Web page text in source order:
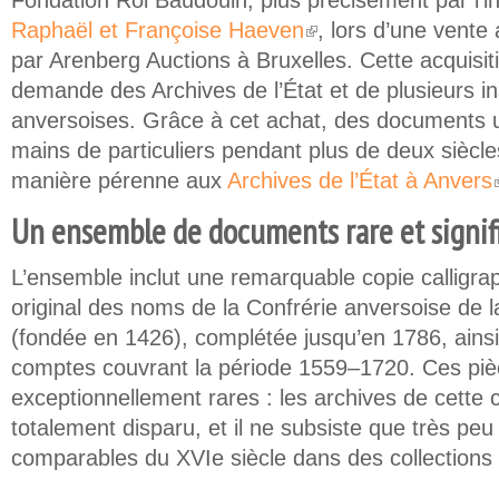
Raphaël et Françoise Haeven (link is external)
, lors d’une
par Arenberg Auctions à Bruxelles. Cette
demande des Archives de l’État et de plusieurs
anversoises. Grâce à cet achat, des documents
mains de particuliers pendant plus de deux
manière pérenne aux Archives de l’État à Anvers
Un ensemble de documents rare et
L’ensemble inclut une remarquable copie
original des noms de la Confrérie anversoise de
(fondée en 1426), complétée jusqu’en 1786,
comptes couvrant la période 1559–1720. Ces
exceptionnellement rares : les archives de cette
totalement disparu, et il ne subsiste que très
comparables du XVIe siècle dans des collections